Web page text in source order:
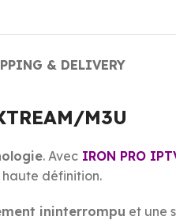
& DELIVERY
M3U
. Avec IRON PRO
définition.
ininterrompu et une